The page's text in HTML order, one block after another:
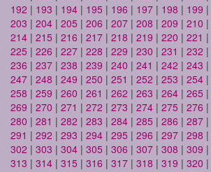
192 | 193 | 194 | 195 | 196 | 197 | 198 | 199 |
203 | 204 | 205 | 206 | 207 | 208 | 209 | 210 |
214 | 215 | 216 | 217 | 218 | 219 | 220 | 221 |
225 | 226 | 227 | 228 | 229 | 230 | 231 | 232 |
236 | 237 | 238 | 239 | 240 | 241 | 242 | 243 |
247 | 248 | 249 | 250 | 251 | 252 | 253 | 254 |
258 | 259 | 260 | 261 | 262 | 263 | 264 | 265 |
269 | 270 | 271 | 272 | 273 | 274 | 275 | 276 |
280 | 281 | 282 | 283 | 284 | 285 | 286 | 287 |
291 | 292 | 293 | 294 | 295 | 296 | 297 | 298 |
302 | 303 | 304 | 305 | 306 | 307 | 308 | 309 |
313 | 314 | 315 | 316 | 317 | 318 | 319 | 320 |